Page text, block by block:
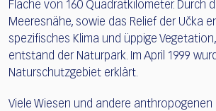
Fläche von 160 Quadratkilometer. Durch
Meeresnähe, sowie das Relief der Učka
spezifisches Klima und üppige
entstand der Naturpark. Im April 1999
Naturschutzgebiet erklärt.
Viele Wiesen und andere anthropogenen